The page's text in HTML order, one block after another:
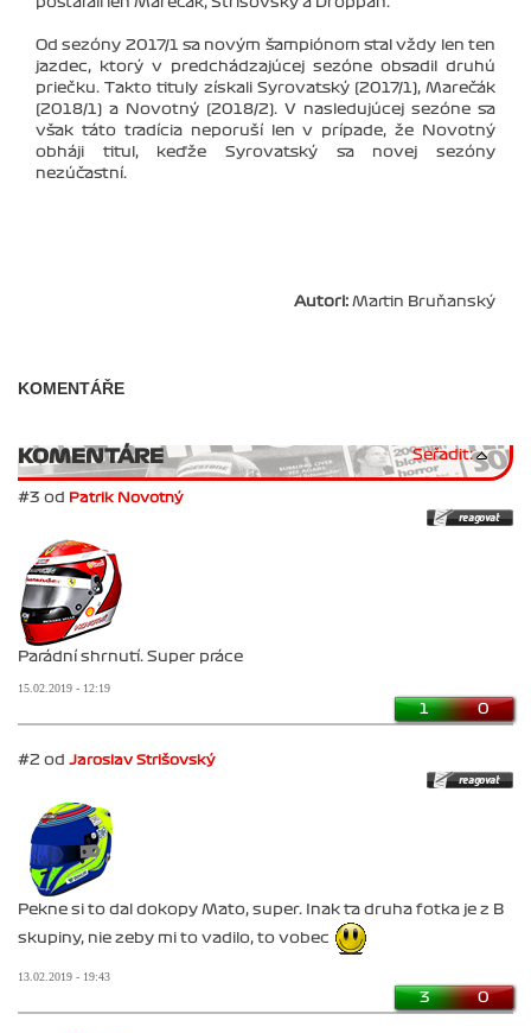
Od sezóny 2017/1 sa novým šampiónom stal vždy len ten
jazdec, ktorý v predchádzajúcej sezóne obsadil druhú
priečku. Takto tituly získali Syrovatský (2017/1), Marečák
(2018/1) a Novotný (2018/2). V nasledujúcej sezóne sa
však táto tradícia neporuší len v prípade, že Novotný
obháji titul, keďže Syrovatský sa novej sezóny
nezúčastní.
Autori: Martin Bruňanský
KOMENTÁŘE
KOMENTÁRE Seřadit:
#3 od Patrik Novotný
Parádní shrnutí. Super práce
15.02.2019 - 12:19
1 0
#2 od Jaroslav Strišovský
Pekne si to dal dokopy Mato, super. Inak ta druha fotka je z B
skupiny, nie zeby mi to vadilo, to vobec
13.02.2019 - 19:43
3 0